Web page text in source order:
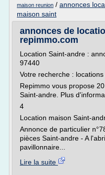
maison reunion / annonces
maison saint
annonces de
repimmo.com
Location Saint-andre :
97440
Votre recherche :
Repimmo vous propose
Saint-andre. Plus
4
Location maison Saint-
Annonce de particulier
pièces Saint-andre - A
pavillonnaire...
Lire la suite